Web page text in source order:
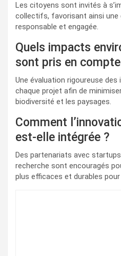
Les citoyens sont invités à
collectifs, favorisant ainsi une
responsable et engagée.
Quels impacts
sont pris en
Une évaluation rigoureuse
chaque projet afin de
biodiversité et les paysages.
Comment
est-elle intégrée ?
Des partenariats avec
recherche sont encouragés
plus efficaces et durables